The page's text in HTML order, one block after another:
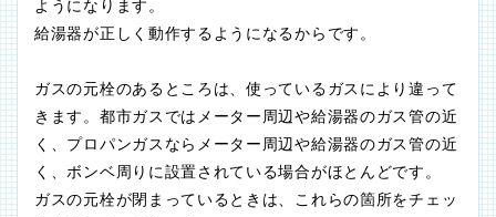
ようになります。
給湯器が正しく動作するようになるからです。
ガスの元栓のあるところは、使っているガスにより違って
きます。都市ガスではメーター周辺や給湯器のガス管の近
く、プロパンガスならメーター周辺や給湯器のガス管の近
く、ボンベ周りに設置されている場合がほとんどです。
ガスの元栓が閉まっているときは、これらの箇所をチェッ